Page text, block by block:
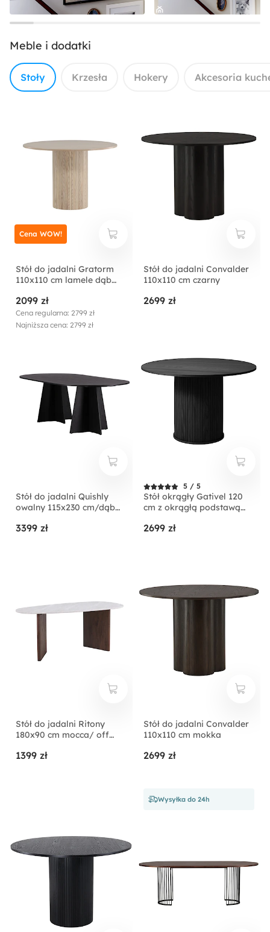
Meble i dodatki
Stoły Krzesła Hokery Akcesoria
Stół do jadalni Gratorm
110x110 cm lamele dąb
2099 zł
Cena regularna: 2799 zł
Najniższa cena: 2799 zł
Cena WOW!
Stół do jadalni Convalder
110x110 cm czarny
2699 zł
Stół do jadalni Quishly
owalny 115x230 cm/dąb
3399 zł
5 / 5
Stół okrągły Gativel 120
cm z okrągłą podstawą
2699 zł
Stół do jadalni Ritony
180x90 cm mocca/ off
1399 zł
Stół do jadalni Convalder
110x110 cm mokka
2699 zł
Wysyłka do 24h